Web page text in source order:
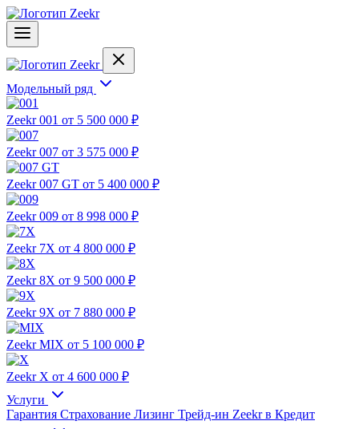
Модельный ряд
Zeekr 001 от 5 500 000 ₽
Zeekr 007 от 3 575 000 ₽
Zeekr 007 GT от 5 400 000 ₽
Zeekr 009 от 8 998 000 ₽
Zeekr 7X от 4 800 000 ₽
Zeekr 8X от 9 500 000 ₽
Zeekr 9X от 7 880 000 ₽
Zeekr MIX от 5 100 000 ₽
Zeekr X от 4 600 000 ₽
Услуги
Гарантия Страхование Лизинг Трейд-ин Zeekr в Кредит